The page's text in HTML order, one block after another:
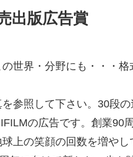
出版広告賞
の世界・分野にも・・・
参照して下さい。30段
の広告です。創業90
球上の笑顔の回数を増や